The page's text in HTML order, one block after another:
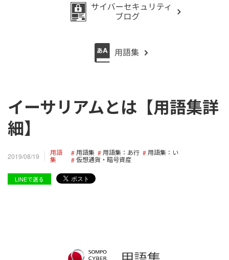
イーサリアムとは【用語集詳
細】
2019/08/19
用語
集
用語集 用語集：あ行
用語集：い
仮想通貨・暗号資産
LINEで送る